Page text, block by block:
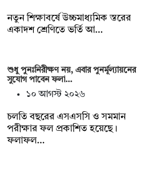
নতুন শিক্ষাবর্ষে উচ্চমাধ্যমিক স্তরের
একাদশ শ্রেণিতে ভর্তি আ…
শুধু পুনঃনিরীক্ষণ নয়, এবার পুনর্মূল্যায়নের
সুযোগ পাবেন ফলা…
১০ আগস্ট ২০২৬
চলতি বছরের এসএসসি ও সমমান
পরীক্ষার ফল প্রকাশিত হয়েছে।
ফলাফল…